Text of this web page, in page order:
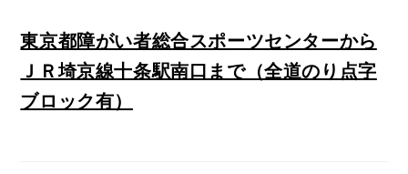
東京都障がい者総合スポーツセンターから
ＪＲ埼京線十条駅南口まで（全道のり点字
ブロック有）